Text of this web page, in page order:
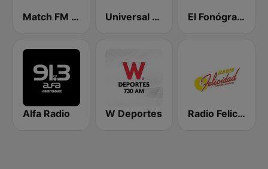
Match FM 99.3 Universal 88.1 FM El Fonógrafo HD2
Alfa Radio W Deportes Radio Felicidad 1180 AM